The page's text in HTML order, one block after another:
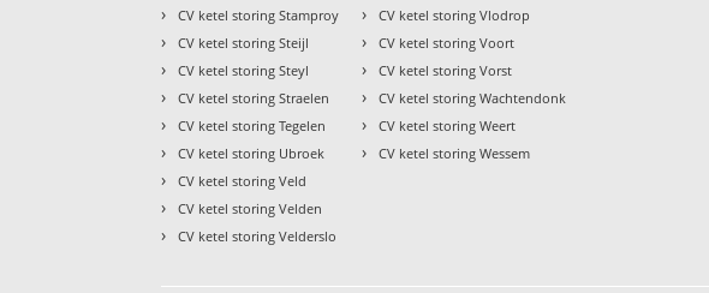
› CV ketel storing Stamproy
› CV ketel storing Steijl
› CV ketel storing Steyl
› CV ketel storing Straelen
› CV ketel storing Tegelen
› CV ketel storing Ubroek
› CV ketel storing Veld
› CV ketel storing Velden
› CV ketel storing Velderslo
› CV ketel storing Vlodrop
› CV ketel storing Voort
› CV ketel storing Vorst
› CV ketel storing Wachtendonk
› CV ketel storing Weert
› CV ketel storing Wessem